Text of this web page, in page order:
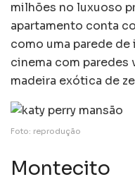
milhões no luxuoso
apartamento conta
como uma parede
cinema com paredes
madeira exótica de
Foto: reprodução
Montecito